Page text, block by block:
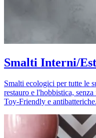
Smalti Interni/
Smalti ecologici per tutte le
restauro e l'hobbistica,
Toy-Friendly e antibatteriche.